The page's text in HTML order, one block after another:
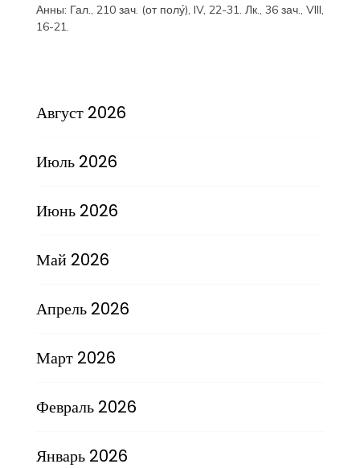
Анны: Гал., 210 зач. (от полу́), IV, 22-31. Лк., 36 зач., VIII,
16-21.
Август 2026
Июль 2026
Июнь 2026
Май 2026
Апрель 2026
Март 2026
Февраль 2026
Январь 2026